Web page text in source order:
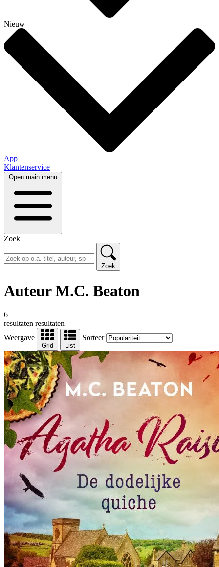
Nieuw
App
Klantenservice
Open main menu
Zoek
Zoek
Auteur M.C. Beaton
6
resultaten resultaten
Weergave
Grid List
Sorteer